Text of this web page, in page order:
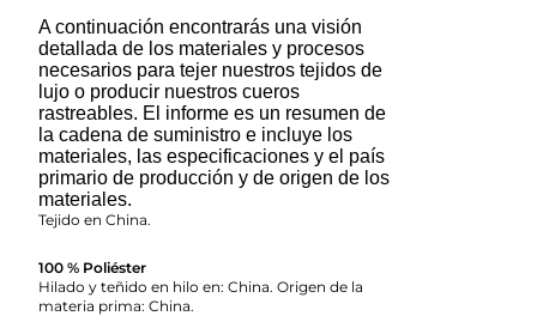
A continuación encontrarás una visión
detallada de los materiales y procesos
necesarios para tejer nuestros tejidos de
lujo o producir nuestros cueros
rastreables. El informe es un resumen de
la cadena de suministro e incluye los
materiales, las especificaciones y el país
primario de producción y de origen de los
materiales.
Tejido en China.
100 % Poliéster
Hilado y teñido en hilo en: China. Origen de la
materia prima: China.